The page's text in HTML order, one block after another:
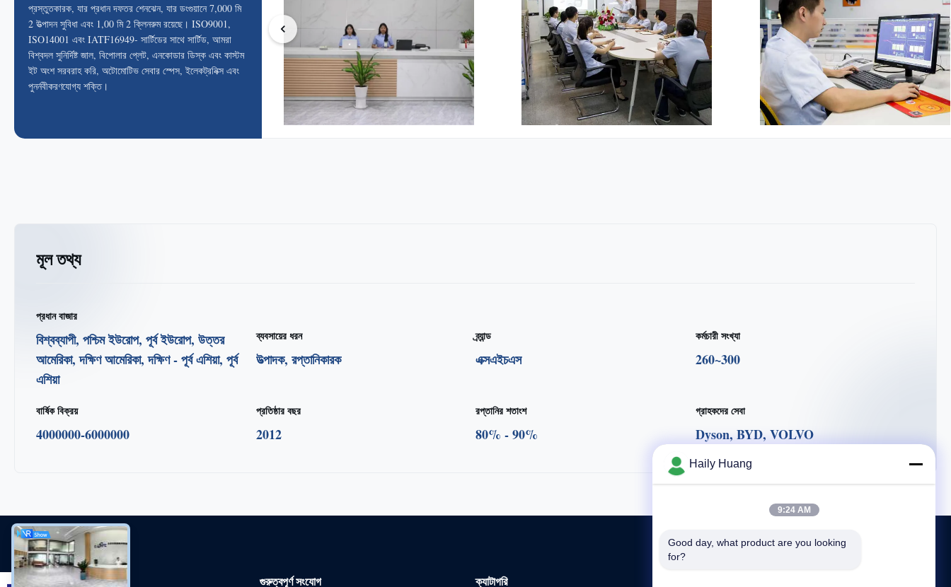
প্রস্তুতকারক, যার প্রধান দফতর শেনঝেন, যার ডংগুয়ানে 7,000 মি
2 উত্পাদন সুবিধা এবং 1,00 মি 2 ক্লিনরুম রয়েছে। ISO9001,
ISO14001 এবং IATF16949- সার্টিডের সাথে সার্টিড, আমরা
বিশ্বদল সুনির্দিষ্ট জাল, বিপোলার প্লেট, এনকোডার ডিস্ক এবং কাস্টম
ইট অংশ সরবরাহ করি, অটোমোটিভ সেবার স্পেস, ইলেকট্রনিক্স এবং
পুনর্নবীকরণযোগ্য শক্তি।
মূল তথ্য
প্রধান বাজার
বিশ্বব্যাপী, পশ্চিম ইউরোপ, পূর্ব ইউরোপ, উত্তর
আমেরিকা, দক্ষিণ আমেরিকা, দক্ষিণ - পূর্ব এশিয়া, পূর্ব
এশিয়া
ব্যবসায়ের ধরন
উত্পাদক, রপ্তানিকারক
ব্র্যান্ড
এক্সএইচএস
কর্মচারী সংখ্যা
260~300
বার্ষিক বিক্রয়
4000000-6000000
প্রতিষ্ঠার বছর
2012
রপ্তানির শতাংশ
80% - 90%
গ্রাহকদের সেবা
Dyson, BYD, VOLVO
গুরুত্বপূর্ণ সংযোগ ক্যাটাগরি
Haily Huang
9:24 AM
Good day, what product are you looking
for?